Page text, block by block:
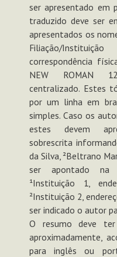
ser apresentado em
traduzido deve ser
apresentados os
Filiação/
correspondência
NEW ROMAN
centralizado. Estes
por um linha em
simples. Caso os
estes devem
sobrescrita
da Silva, ²Beltrano
ser apontado na
¹Instituição 1,
²Instituição 2,
ser indicado o autor
O resumo deve
aproximadamente,
para inglês ou